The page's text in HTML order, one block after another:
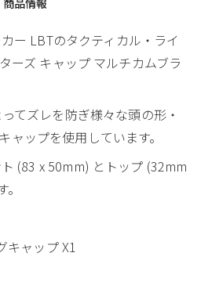
ー LBTのタクティカル・ライ
ーズ キャップ マルチカムブラ
てズレを防ぎ様々な頭の形・
ップを使用しています。
(83 x 50mm) とトップ (32mm
キャップ X1